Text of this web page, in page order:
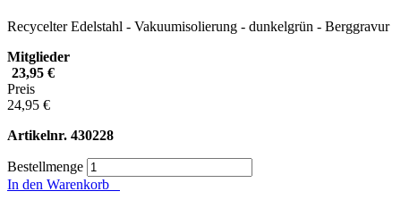
Recycelter Edelstahl - Vakuumisolierung - dunkelgrün - Berggravur
Mitglieder
23,95 €
Preis
24,95 €
Artikelnr. 430228
Bestellmenge
In den Warenkorb